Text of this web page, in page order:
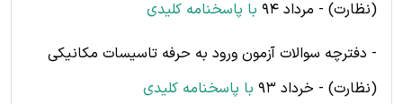
(نظارت) - مرداد 94 با پاسخنامه کلیدی
- دفترچه سوالات آزمون ورود به حرفه تاسیسات مکانیکی
(نظارت) - خرداد 93
با پاسخنامه کلیدی